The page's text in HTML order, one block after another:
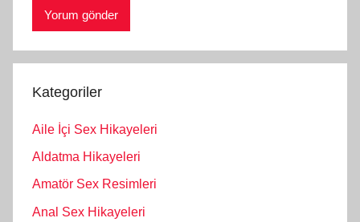
Kategoriler
Aile İçi Sex Hikayeleri
Aldatma Hikayeleri
Amatör Sex Resimleri
Anal Sex Hikayeleri